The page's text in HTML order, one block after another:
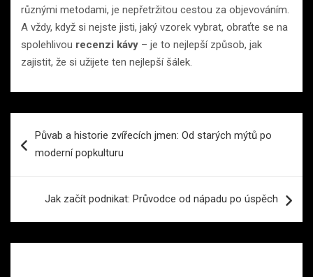
různými metodami, je nepřetržitou cestou za objevováním.
A vždy, když si nejste jisti, jaký vzorek vybrat, obraťte se na
spolehlivou recenzi kávy – je to nejlepší způsob, jak
zajistit, že si užijete ten nejlepší šálek.
proPůvab a historie zvířecích jmen: Od starých mýtů po
moderní popkulturu
Jak začít podnikat: Průvodce od nápadu po úspěch